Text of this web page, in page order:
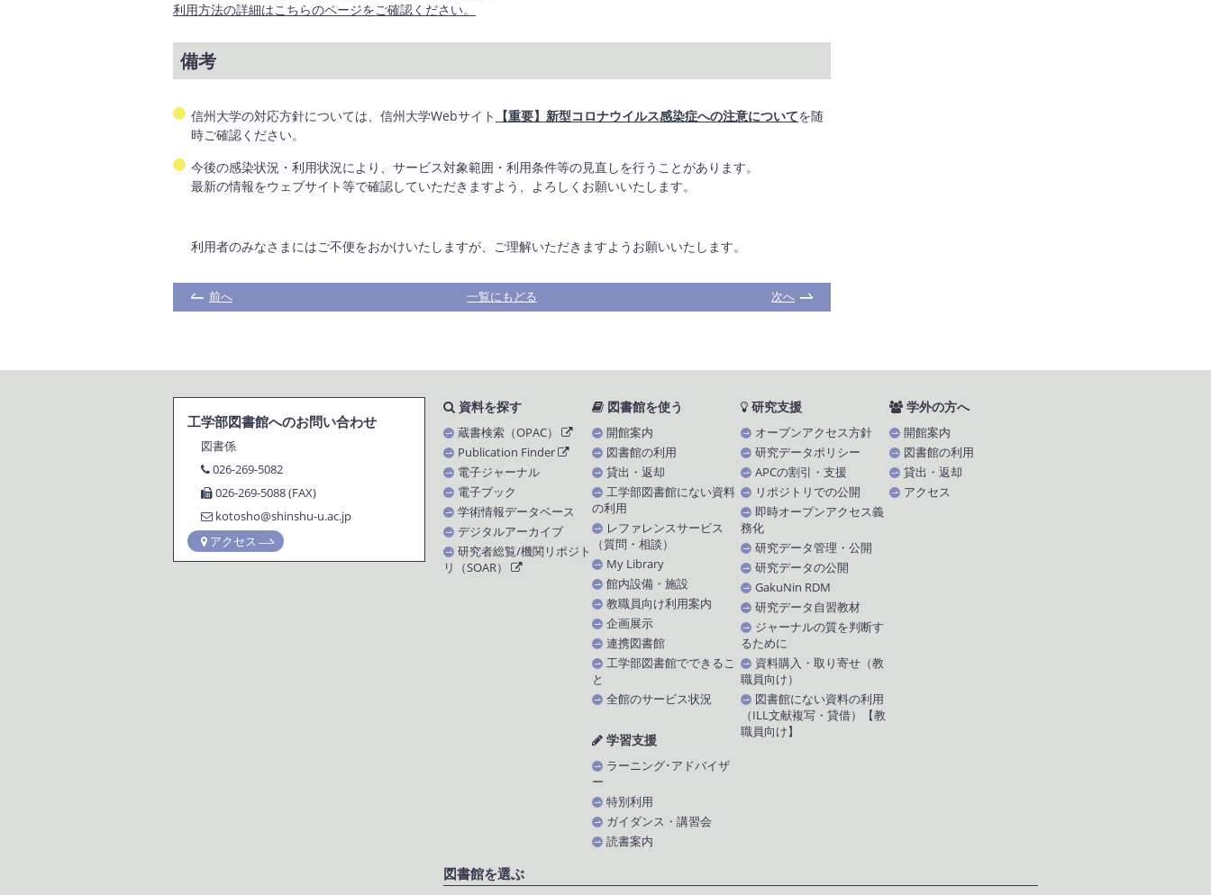
利用方法の詳細はこちらのページをご確認ください。
備考
信州大学の対応方針については、信州大学Webサイト 【重要】新型コロナウイルス感染症への注意についてを随
時ご確認ください。
今後の感染状況・利用状況により、サービス対象範囲・利用条件等の見直しを行うことがあります。
最新の情報をウェブサイト等で確認していただきますよう、よろしくお願いいたします。
利用者のみなさまにはご不便をおかけいたしますが、ご理解いただきますようお願いいたします。
前へ 一覧にもどる 次へ
工学部図書館へのお問い合わせ
図書係
026-269-5082
026-269-5088 (FAX)
kotosho@shinshu-u.ac.jp
アクセス
資料を探す
蔵書検索（OPAC）
Publication Finder
電子ジャーナル
電子ブック
学術情報データベース
デジタルアーカイブ
研究者総覧/機関リポジト
リ（SOAR）
図書館を使う
開館案内
図書館の利用
貸出・返却
工学部図書館にない資料
の利用
レファレンスサービス
（質問・相談）
My Library
館内設備・施設
教職員向け利用案内
企画展示
連携図書館
工学部図書館でできるこ
と
全館のサービス状況
学習支援
ラーニング･アドバイザ
ー
特別利用
ガイダンス・講習会
読書案内
研究支援
オープンアクセス方針
研究データポリシー
APCの割引・支援
リポジトリでの公開
即時オープンアクセス義
務化
研究データ管理・公開
研究データの公開
GakuNin RDM
研究データ自習教材
ジャーナルの質を判断す
るために
資料購入・取り寄せ（教
職員向け）
図書館にない資料の利用
（ILL文献複写・貸借）【教
職員向け】
学外の方へ
開館案内
図書館の利用
貸出・返却
アクセス
図書館を選ぶ